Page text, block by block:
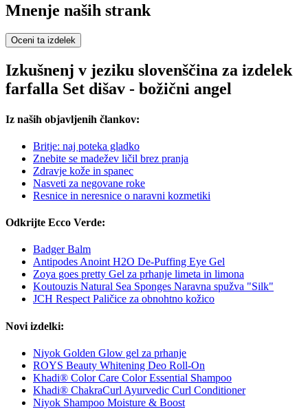
Mnenje naših strank
Oceni ta izdelek
Izkušnenj v jeziku slovenščina za izdelek
farfalla Set dišav - božični angel
Iz naših objavljenih člankov:
Britje: naj poteka gladko
Znebite se madežev ličil brez pranja
Zdravje kože in spanec
Nasveti za negovane roke
Resnice in neresnice o naravni kozmetiki
Odkrijte Ecco Verde:
Badger Balm
Antipodes Anoint H2O De-Puffing Eye Gel
Zoya goes pretty Gel za prhanje limeta in limona
Koutouzis Natural Sea Sponges Naravna spužva "Silk"
JCH Respect Paličice za obnohtno kožico
Novi izdelki:
Niyok Golden Glow gel za prhanje
ROYS Beauty Whitening Deo Roll-On
Khadi® Color Care Color Essential Shampoo
Khadi® ChakraCurl Ayurvedic Curl Conditioner
Niyok Shampoo Moisture & Boost